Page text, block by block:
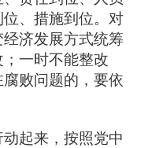
、措施到位。对
济发展方式统筹
一时不能整改
败问题的，要依
起来，按照党中